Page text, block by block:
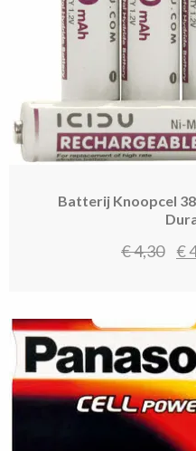
Batterij Knoopcel
€4,30
€
€